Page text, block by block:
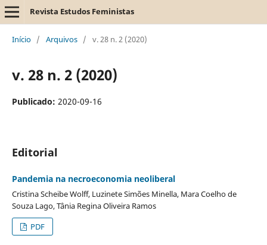
Revista Estudos Feministas
Início / Arquivos / v. 28 n. 2 (2020)
v. 28 n. 2 (2020)
Publicado: 2020-09-16
Editorial
Pandemia na necroeconomia neoliberal
Cristina Scheibe Wolff, Luzinete Simões Minella, Mara Coelho de
Souza Lago, Tânia Regina Oliveira Ramos
PDF